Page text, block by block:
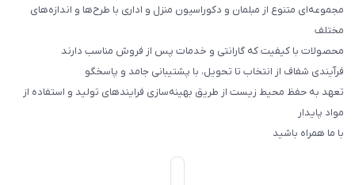
مجموعه‌ای متنوع از مبلمان و دکوراسیون منزل و اداری با طرح‌ها و اندازه‌های
مختلف
محصولات با کیفیت که گارانتی و خدمات پس از فروش مناسب دارند
فرآیندی شفاف از انتخاب تا تحویل، با پشتیبانی جامد و پاسخگو
تعهد به حفظ محیط زیست از طریق بهینه‌سازی فرایندهای تولید و استفاده از
مواد پایدار
با ما همراه باشید